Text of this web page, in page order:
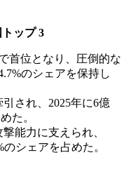
ップ 3
首位となり、圧倒的な
のシェアを保持し
され、2025年に6億
た。
能力に支えられ、
シェアを占めた。